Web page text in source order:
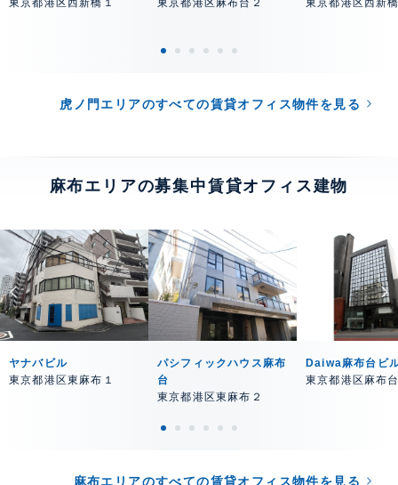
東京都港区西新橋１ 東京都港区麻布台２ 東京都港区西新
虎ノ門エリアのすべての賃貸オフィス物件を見る
麻布エリアの募集中賃貸オフィス建物
ヤナバビル
東京都港区東麻布１
パシフィックハウス麻布
台
東京都港区東麻布２
Daiwa麻布台ビ
東京都港区麻布
麻布エリアのすべての賃貸オフィス物件を見る